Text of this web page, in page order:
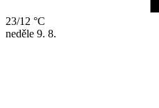
23/12 °C
neděle 9. 8.